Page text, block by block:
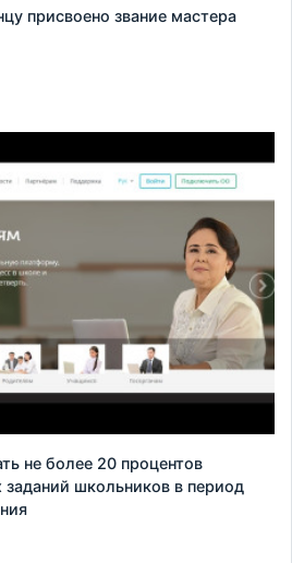
присвоено звание мастера
не более 20 процентов
школьников в период